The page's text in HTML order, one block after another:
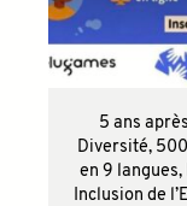
5 ans
Diversité,
en 9
Inclusion de